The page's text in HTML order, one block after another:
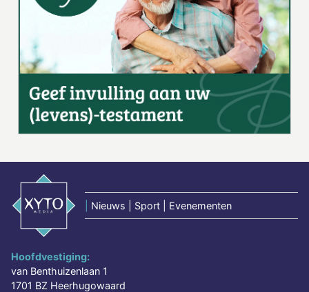
Nieuws | Sport | Evenementen
Hoofdvestiging:
van Benthuizenlaan 1
1701 BZ Heerhugowaard